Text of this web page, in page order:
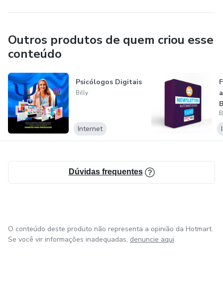
Outros produtos de quem criou esse
conteúdo
Psicólogos Digitais
Billy
Internet
Dúvidas frequentes
O conteúdo deste produto não representa a opinião da Hotmart.
Se você vir informações inadequadas, denuncie aqui